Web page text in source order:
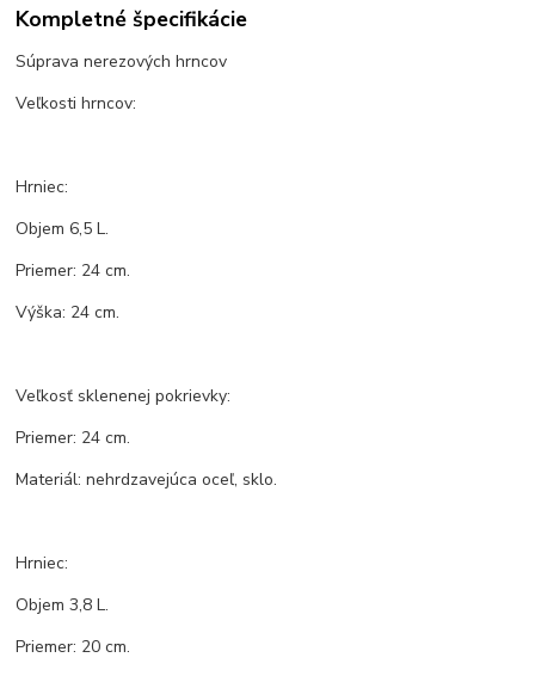
Kompletné špecifikácie
Súprava nerezových hrncov
Veľkosti hrncov:
Hrniec:
Objem 6,5 L.
Priemer: 24 cm.
Výška: 24 cm.
Veľkosť sklenenej pokrievky:
Priemer: 24 cm.
Materiál: nehrdzavejúca oceľ, sklo.
Hrniec:
Objem 3,8 L.
Priemer: 20 cm.